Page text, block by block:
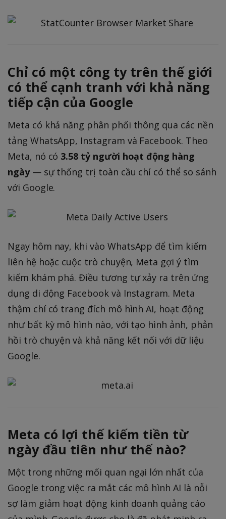
Chỉ có một công ty trên thế giới
có thể cạnh tranh với khả năng
tiếp cận của Google
Meta có khả năng phân phối thông qua các nền
tảng WhatsApp, Instagram và Facebook. Theo
Meta, nó có 3.58 tỷ người hoạt động hàng
ngày— sự thống trị toàn cầu chỉ có thể so sánh
với Google.
Ngay hôm nay, khi vào WhatsApp để tìm kiếm
liên hệ hoặc cuộc trò chuyện, Meta gợi ý tìm
kiếm khám phá. Điều tương tự xảy ra trên ứng
dụng di động Facebook và Instagram. Meta
thậm chí có trang đích mô hình AI, hoạt động
như bất kỳ mô hình nào, với tạo hình ảnh, phản
hồi trò chuyện và khả năng kết nối với dữ liệu
Google.
Meta có lợi thế kiếm tiền từ
ngày đầu tiên như thế nào?
Một trong những mối quan ngại lớn nhất của
Google trong việc ra mắt các mô hình AI là nỗi
sợ làm giảm hoạt động kinh doanh quảng cáo